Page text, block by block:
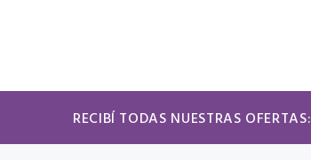
RECIBÍ TODAS NUESTRAS OFERTAS: